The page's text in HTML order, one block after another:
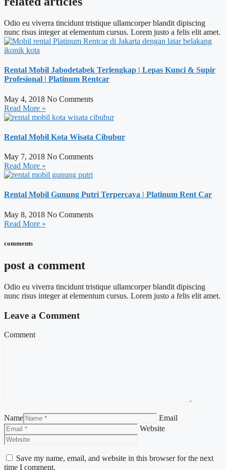
Odio eu viverra tincidunt tristique ullamcorper blandit dipiscing
nunc risus integer at elementum cursus. Lorem justo a felis elit amet.
Rental Mobil Jabodetabek Terlengkap | Lepas Kunci & Supir
Profesional | Platinum Rentcar
May 4, 2018 No Comments
Read More »
Rental Mobil Kota Wisata Cibubur
May 7, 2018 No Comments
Read More »
Rental Mobil Gunung Putri Terpercaya | Platinum Rent Car
May 8, 2018 No Comments
Read More »
comments
post a comment
Odio eu viverra tincidunt tristique ullamcorper blandit dipiscing
nunc risus integer at elementum cursus. Lorem justo a felis elit amet.
Leave a Comment
Comment
Name
Email
Website
Save my name, email, and website in this browser for the next
time I comment.